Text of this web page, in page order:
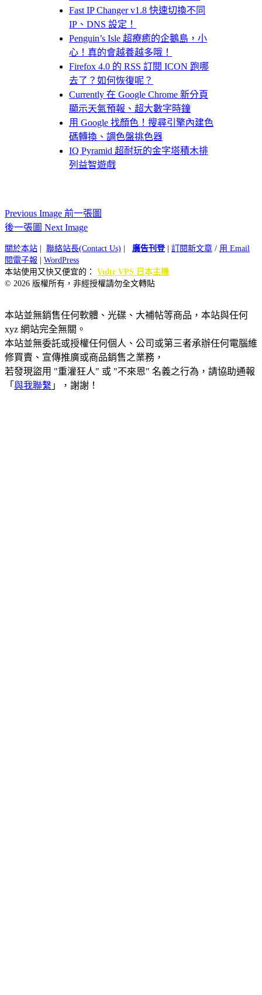
Fast IP Changer v1.8 快速切換不同
IP、DNS 設定！
Penguin’s Isle 超療癒的企鵝島，小
心！真的會越養越多哦！
Firefox 4.0 的 RSS 訂閱 ICON 跑哪
去了？如何恢復呢？
Currently 在 Google Chrome 新分頁
顯示天氣預報、超大數字時鐘
用 Google 找顏色！搜尋引擎內建色
碼轉換、調色盤挑色器
IQ Pyramid 超耐玩的金字塔積木排
列益智遊戲
Previous Image 前一張圖
後一張圖 Next Image
關於本站 聯絡站長(Contact Us) 廣告刊登| 訂閱新文章 / 用 Email
閱電子報
WordPress
本站使用又快又便宜的： Vultr VPS 日本主機
© 2026 版權所有，非經授權請勿全文轉貼
本站並無銷售任何軟體、光碟、大補帖等商品，本站與任何
xyz 網站完全無關。
本站並無委託或授權任何個人、公司或第三者承辦任何電腦維
修買賣、宣傳推廣或商品銷售之業務，
若發現盜用 "重灌狂人" 或 "不來恩" 名義之行為，請協助通報
「 與我聯繫 」，謝謝！